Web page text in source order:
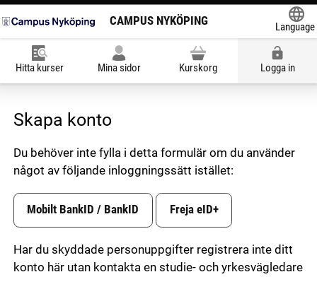
CAMPUS NYKÖPING
Language
Hitta kurser Mina sidor Kurskorg Logga in
Skapa konto
Skapa konto
Du behöver inte fylla i detta formulär om du använder
något av följande inloggningssätt istället:
Mobilt BankID / BankID Freja eID+
Har du skyddade personuppgifter registrera inte ditt
konto här utan kontakta en studie- och yrkesvägledare